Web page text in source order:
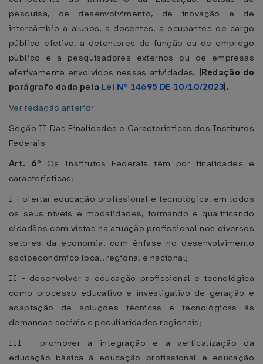
pesquisa, de desenvolvimento, de inovação e de
intercâmbio a alunos, a docentes, a ocupantes de cargo
público efetivo, a detentores de função ou de emprego
público e a pesquisadores externos ou de empresas
efetivamente envolvidos nessas atividades. (Redação do
parágrafo dada pela Lei Nº 14695 DE 10/10/2023).
Ver redação anterior
Seção II Das Finalidades e Características dos Institutos
Federais
Art. 6º Os Institutos Federais têm por finalidades e
características:
I - ofertar educação profissional e tecnológica, em todos
os seus níveis e modalidades, formando e qualificando
cidadãos com vistas na atuação profissional nos diversos
setores da economia, com ênfase no desenvolvimento
socioeconômico local, regional e nacional;
II - desenvolver a educação profissional e tecnológica
como processo educativo e investigativo de geração e
adaptação de soluções técnicas e tecnológicas às
demandas sociais e peculiaridades regionais;
III - promover a integração e a verticalização da
educação básica à educação profissional e educação